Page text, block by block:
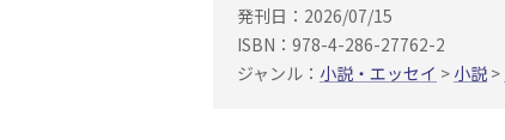
発刊日：2026/07/15
ISBN：978-4-286-27762-2
ジャンル： 小説・エッセイ > 小説 >